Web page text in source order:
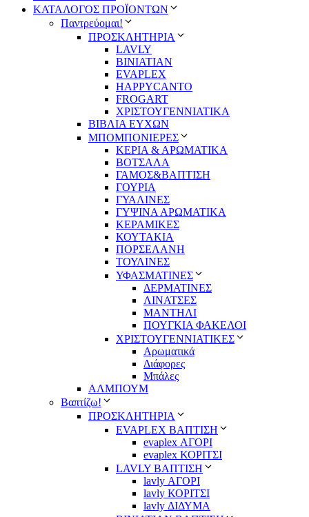
ΚΑΤΑΛΟΓΟΣ ΠΡΟΪΟΝΤΩΝ
Παντρεύομαι!
ΠΡΟΣΚΛΗΤΗΡΙΑ
LAVLY
BINIATIAN
EVAPLEX
HAPPYCANTO
FROGART
ΧΡΙΣΤΟΥΓΕΝΝΙΑΤΙΚΑ
ΒΙΒΛΙΑ ΕΥΧΩΝ
ΜΠΟΜΠΟΝΙΕΡΕΣ
ΚΕΡΙΑ & ΑΡΩΜΑΤΙΚΑ
ΒΟΤΣΑΛΑ
ΓΑΜΟΣ&ΒΑΠΤΙΣΗ
ΓΟΥΡΙΑ
ΓΥΑΛΙΝΕΣ
ΓΥΨΙΝΑ ΑΡΩΜΑΤΙΚΑ
ΚΕΡΑΜΙΚΕΣ
ΚΟΥΤΑΚΙΑ
ΠΟΡΣΕΛΑΝΗ
ΤΟΥΛΙΝΕΣ
ΥΦΑΣΜΑΤΙΝΕΣ
ΔΕΡΜΑΤΙΝΕΣ
ΛΙΝΑΤΣΕΣ
ΜΑΝΤΗΛΙ
ΠΟΥΓΚΙΑ ΦΑΚΕΛΟΙ
ΧΡΙΣΤΟΥΓΕΝΝΙΑΤΙΚΕΣ
Αρωματικά
Διάφορες
Μπάλες
ΑΛΜΠΟΥΜ
Βαπτίζω!
ΠΡΟΣΚΛΗΤΗΡΙΑ
EVAPLEX ΒΑΠΤΙΣΗ
evaplex ΑΓΟΡΙ
evaplex ΚΟΡΙΤΣΙ
LAVLY ΒΑΠΤΙΣΗ
lavly ΑΓΟΡΙ
lavly ΚΟΡΙΤΣΙ
lavly ΔΙΔΥΜΑ